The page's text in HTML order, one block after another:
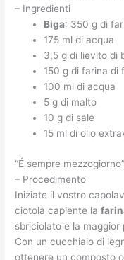
– Ingredienti
Biga: 350 g di
175 ml di acqua
3,5 g di lievito di
150 g di farina di
100 ml di acqua
5 g di malto
10 g di sale
15 ml di olio
“É sempre
– Procedimento
Iniziate il vostro
ciotola capiente la
sbriciolato e la maggior
Con un cucchiaio di
ottenere un composto